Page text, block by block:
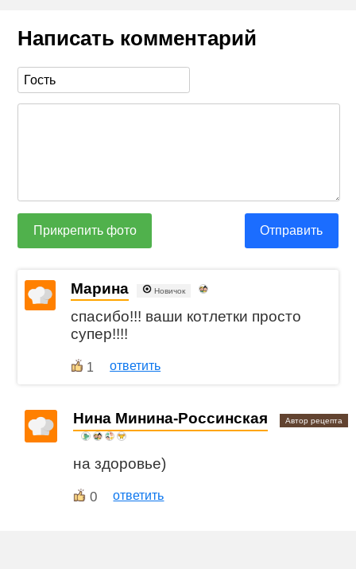
Написать комментарий
Прикрепить фото Отправить
Марина Новичок
спасибо!!! ваши котлетки просто
супер!!!!
1 ответить
Нина Минина-Россинская Автор рецепта
на здоровье)
0 ответить